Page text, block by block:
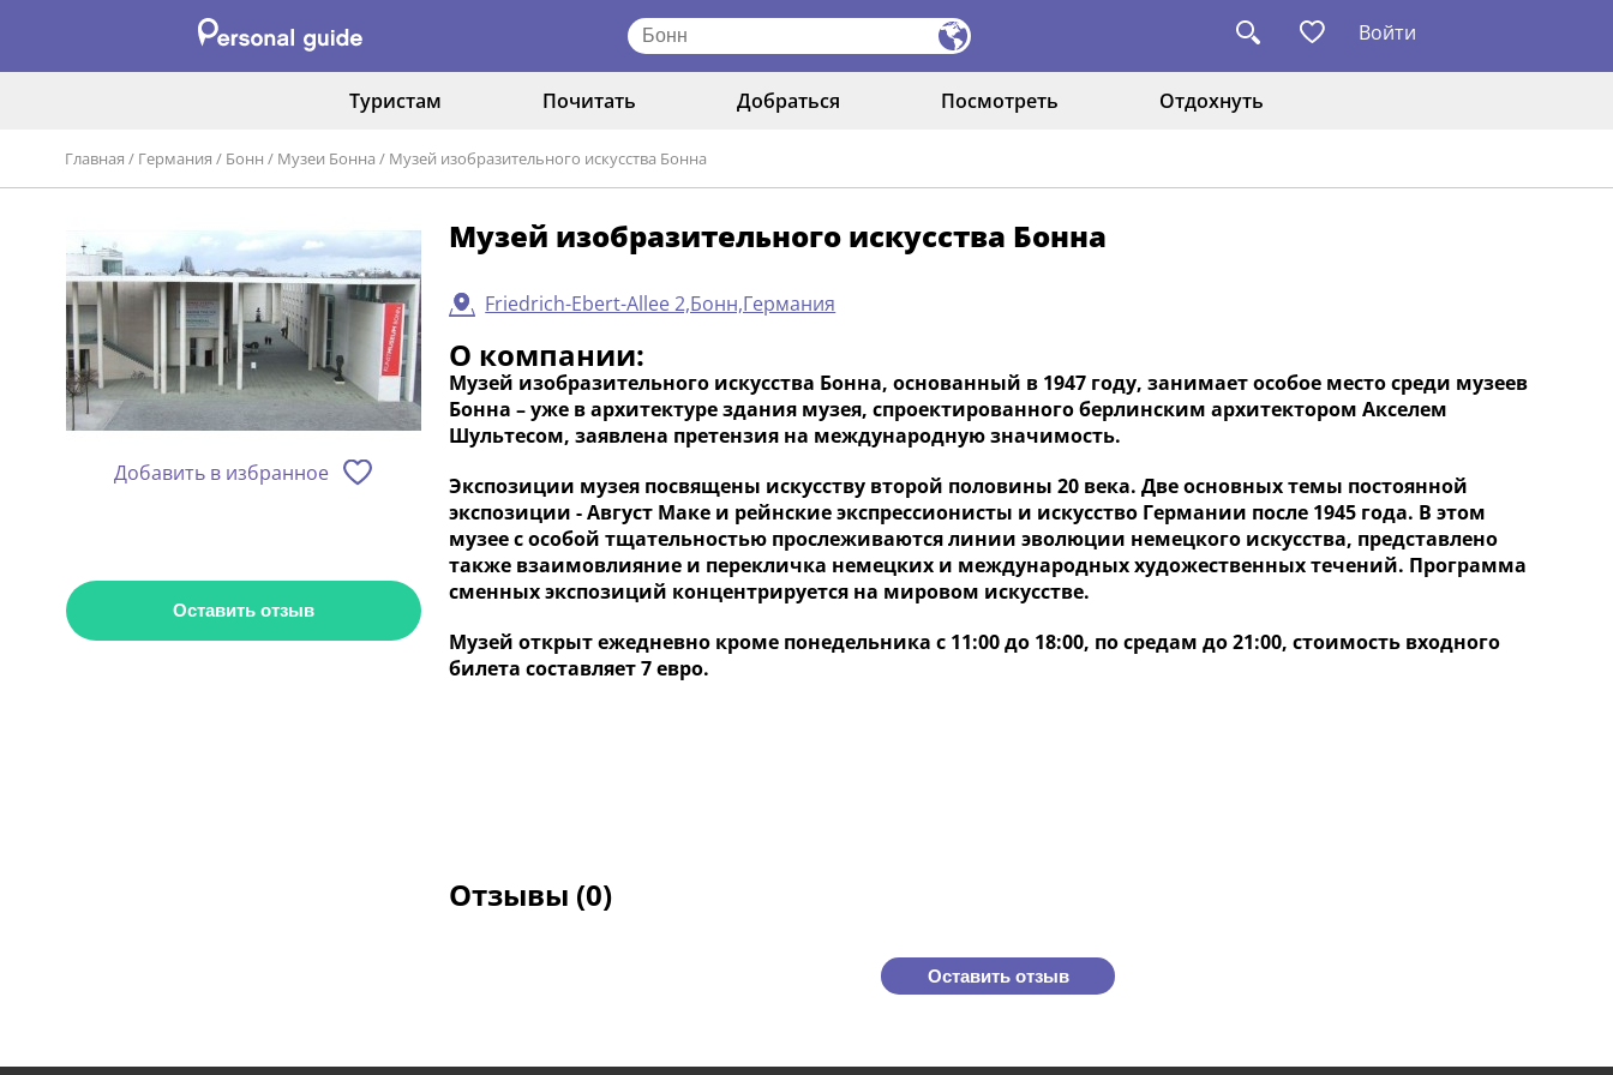
Войти
Туристам Почитать Добраться Посмотреть Отдохнуть
Главная / Германия / Бонн / Музеи Бонна / Музей изобразительного искусства Бонна
Добавить в избранное
Оставить отзыв
Музей изобразительного искусства Бонна
Friedrich-Ebert-Allee 2,Бонн,Германия
О компании:
Музей изобразительного искусства Бонна, основанный в 1947 году, занимает особое место среди музеев
Бонна – уже в архитектуре здания музея, спроектированного берлинским архитектором Акселем
Шультесом, заявлена претензия на международную значимость.
Экспозиции музея посвящены искусству второй половины 20 века. Две основных темы постоянной
экспозиции - Август Маке и рейнские экспрессионисты и искусство Германии после 1945 года. В этом
музее с особой тщательностью прослеживаются линии эволюции немецкого искусства, представлено
также взаимовлияние и перекличка немецких и международных художественных течений. Программа
сменных экспозиций концентрируется на мировом искусстве.
Музей открыт ежедневно кроме понедельника с 11:00 до 18:00, по средам до 21:00, стоимость входного
билета составляет 7 евро.
Отзывы (0)
Оставить отзыв